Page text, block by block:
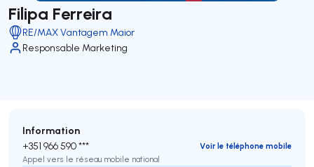
Filipa Ferreira
RE/MAX Vantagem Maior
Responsable Marketing
Information
+351 966 590 ***
Voir le téléphone mobile
Appel vers le réseau mobile national